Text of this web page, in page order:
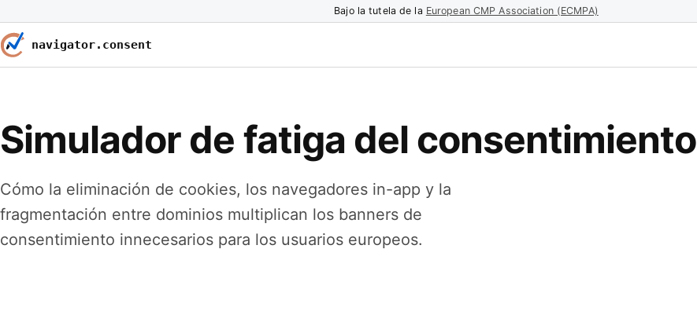
Bajo la tutela de la European CMP Association (ECMPA)
navigator.consent
Simulador de fatiga del consentimiento
Cómo la eliminación de cookies, los navegadores in-app y la
fragmentación entre dominios multiplican los banners de
consentimiento innecesarios para los usuarios europeos.